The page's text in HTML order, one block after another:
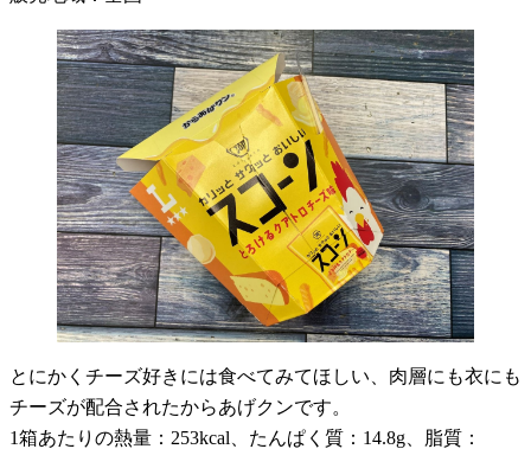
とにかくチーズ好きには食べてみてほしい、肉層にも衣にも
チーズが配合されたからあげクンです。
1箱あたりの熱量：253kcal、たんぱく質：14.8g、脂質：